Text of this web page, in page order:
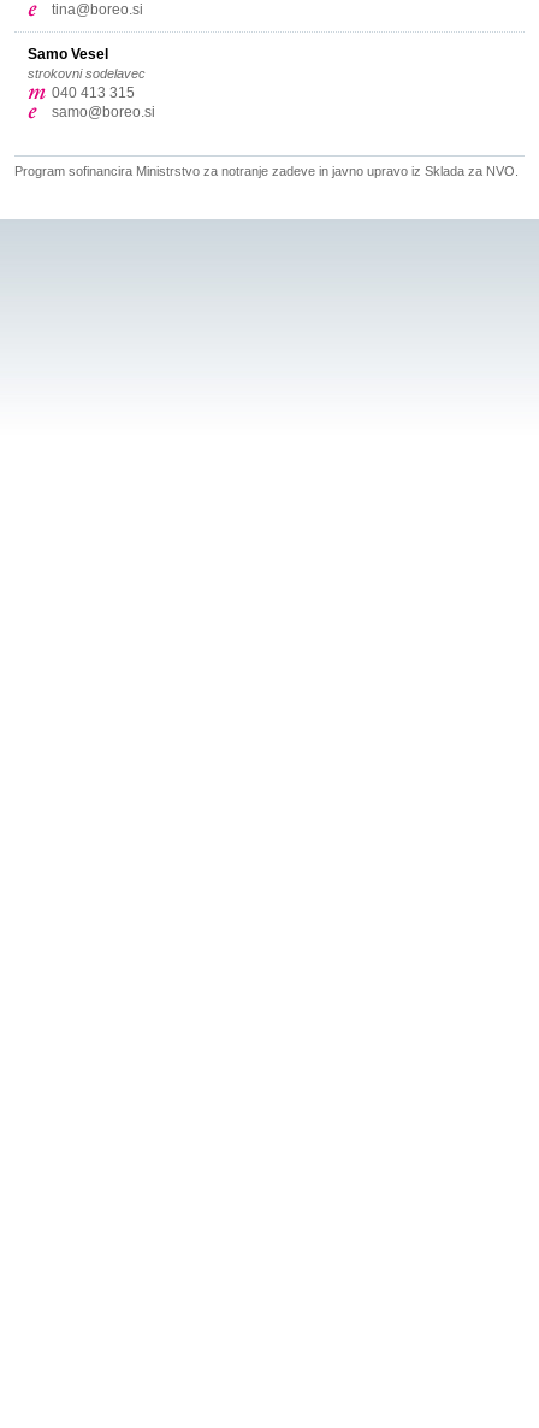
tina@boreo.si
Samo Vesel
strokovni sodelavec
040 413 315
samo@boreo.si
Program sofinancira Ministrstvo za notranje zadeve in javno upravo iz Sklada za NVO.